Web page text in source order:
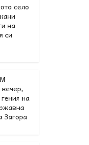
село
на
си
на
Загора